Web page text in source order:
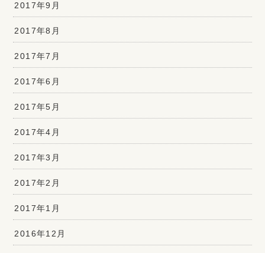
2017年9月
2017年8月
2017年7月
2017年6月
2017年5月
2017年4月
2017年3月
2017年2月
2017年1月
2016年12月